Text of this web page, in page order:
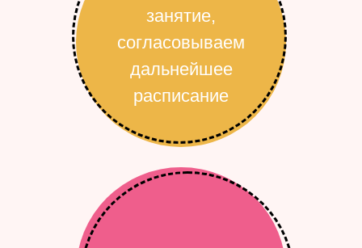
занятие,
согласовываем
дальнейшее
расписание